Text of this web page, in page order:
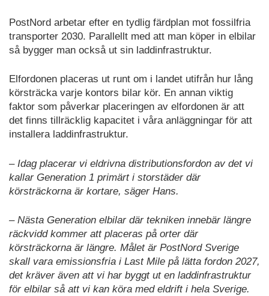
PostNord arbetar efter en tydlig färdplan mot fossilfria
transporter 2030. Parallellt med att man köper in elbilar
så bygger man också ut sin laddinfrastruktur.
Elfordonen placeras ut runt om i landet utifrån hur lång
körsträcka varje kontors bilar kör. En annan viktig
faktor som påverkar placeringen av elfordonen är att
det finns tillräcklig kapacitet i våra anläggningar för att
installera laddinfrastruktur.
– Idag placerar vi eldrivna distributionsfordon av det vi
kallar Generation 1 primärt i storstäder där
körsträckorna är kortare, säger Hans.
– Nästa Generation elbilar där tekniken innebär längre
räckvidd kommer att placeras på orter där
körsträckorna är längre. Målet är PostNord Sverige
skall vara emissionsfria i Last Mile på lätta fordon 2027,
det kräver även att vi har byggt ut en laddinfrastruktur
för elbilar så att vi kan köra med eldrift i hela Sverige.